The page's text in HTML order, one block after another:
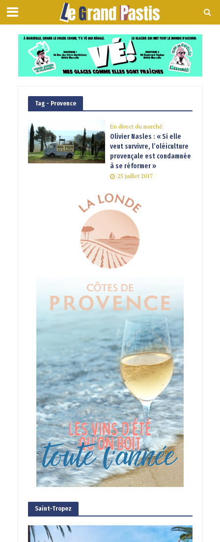
Tag - Provence
En direct du marché
Olivier Nasles : « Si elle
veut survivre, l’oléiculture
provençale est condamnée
à se réformer »
25 juillet 2017
Saint-Tropez